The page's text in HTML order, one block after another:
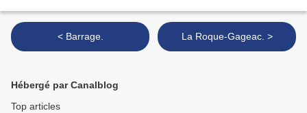
< Barrage. La Roque-Gageac. >
Hébergé par Canalblog
Top articles